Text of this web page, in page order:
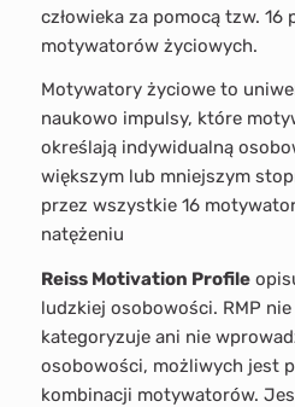
człowieka za pomocą tzw. 16
motywatorów życiowych.
Motywatory życiowe to
naukowo impulsy, które
określają indywidualną
większym lub mniejszym
przez wszystkie 16
natężeniu
Reiss Motivation Profile
ludzkiej osobowości. RMP
kategoryzuje ani nie
osobowości, możliwych jest
kombinacji motywatorów.